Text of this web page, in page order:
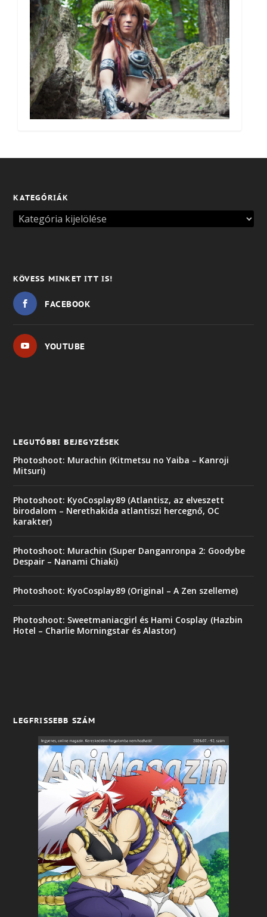
KATEGÓRIÁK
KÖVESS MINKET ITT IS!
FACEBOOK
YOUTUBE
LEGUTÓBBI BEJEGYZÉSEK
Photoshoot: Murachin (Kitmetsu no Yaiba – Kanroji
Mitsuri)
Photoshoot: KyoCosplay89 (Atlantisz, az elveszett
birodalom – Nerethakida atlantiszi hercegnő, OC
karakter)
Photoshoot: Murachin (Super Danganronpa 2: Goodybe
Despair – Nanami Chiaki)
Photoshoot: KyoCosplay89 (Original – A Zen szelleme)
Photoshoot: Sweetmaniacgirl és Hami Cosplay (Hazbin
Hotel – Charlie Morningstar és Alastor)
LEGFRISSEBB SZÁM